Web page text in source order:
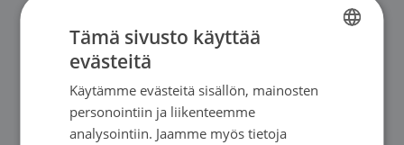
9222 (Kaisa)
Lämpimästi tervetuloa!
SWEDISH
Tämä sivusto käyttää
evästeitä
Käytämme evästeitä sisällön, mainosten
personointiin ja liikenteemme
analysointiin. Jaamme myös tietoja